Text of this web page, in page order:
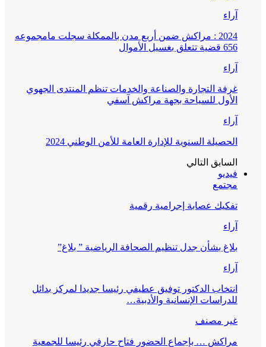
آراء
2024 : مراكش ضمن أربع مدن بالممكلة سجلت مامجموعه
656 قضية تتعلق بغسيل الأموال
آراء
غرفة التجارة والصناعة والخدمات تنظم المنتدى الجهوي
الأول للسياحة بجهة مراكش آسفي
آراء
الحصيلة السنوية للإدارة العامة للأمن الوطني 2024
السابق التالي
فيديو
مجتمع
تفكيك عصابة إجرامية رقمية
آراء
بلاغ بشأن جدل تنظيم الصحافة الرياضية ” بلاغ”
آراء
انتخاب الدكتور توفيق عطيفي رئيسا جديدا لمركز بدائل
للدراسات الإنسانية والأدبية…
غير مصنف
مراكش … بإجماع الحضور فتاح حارفي رئيسا للجمعية